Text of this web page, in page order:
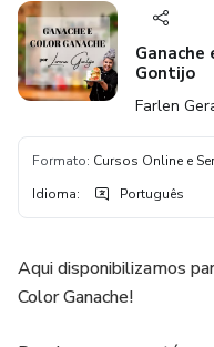
Ganache
Gontijo
Farlen
Formato: Cursos Online e
Idioma: Português
Aqui disponibilizamos
Color Ganache!